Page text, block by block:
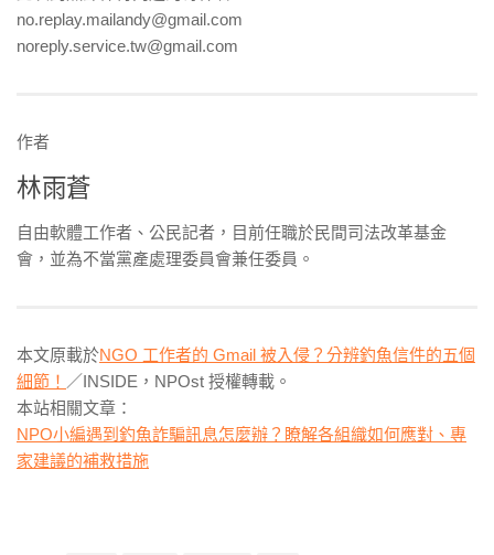
no.replay.mailandy@gmail.com
noreply.service.tw@gmail.com
作者
林雨蒼
自由軟體工作者、公民記者，目前任職於民間司法改革基金
會，並為不當黨產處理委員會兼任委員。
本文原載於NGO 工作者的 Gmail 被入侵？分辨釣魚信件的五個
細節！ ／INSIDE，NPOst 授權轉載。
本站相關文章：
NPO小編遇到釣魚詐騙訊息怎麼辦？瞭解各組織如何應對、專
家建議的補救措施